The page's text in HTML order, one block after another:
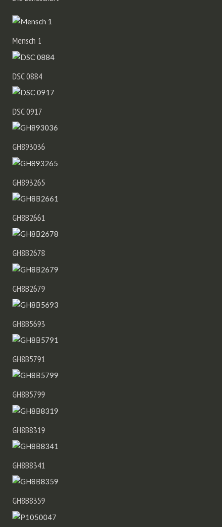
Mensch 1
DSC 0884
DSC 0917
GH893036
GH893265
GH8B2661
GH8B2678
GH8B2679
GH8B5693
GH8B5791
GH8B5799
GH8B8319
GH8B8341
GH8B8359